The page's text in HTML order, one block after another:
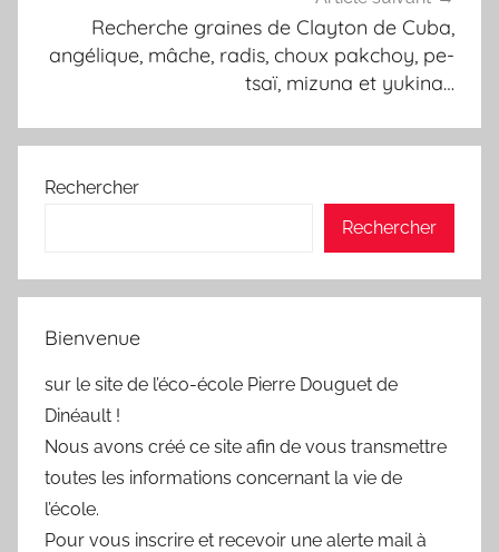
Recherche graines de Clayton de Cuba,
angélique, mâche, radis, choux pakchoy, pe-
tsaï, mizuna et yukina…
Rechercher
Rechercher
Bienvenue
sur le site de l’éco-école Pierre Douguet de
Dinéault !
Nous avons créé ce site afin de vous transmettre
toutes les informations concernant la vie de
l’école.
Pour vous inscrire et recevoir une alerte mail à